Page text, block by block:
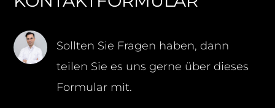
Sollten Sie Fragen haben, dann
teilen Sie es uns gerne über dieses
Formular mit.